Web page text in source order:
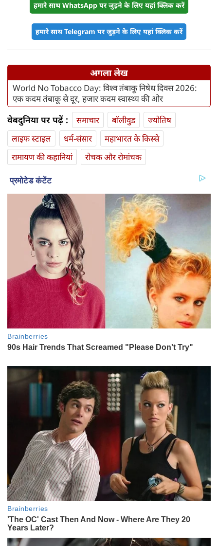
हमारे साथ WhatsApp पर जुड़ने के लिए यहां क्लिक करें
हमारे साथ Telegram पर जुड़ने के लिए यहां क्लिक करें
अगला लेख
World No Tobacco Day: विश्व तंबाकू निषेध दिवस 2026:
एक कदम तंबाकू से दूर, हजार कदम स्वास्थ्य की ओर
वेबदुनिया पर पढ़ें : समाचार बॉलीवुड
ज्योतिष
लाइफ स्‍टाइल
धर्म-संसार
महाभारत के किस्से
रामायण की कहानियां
रोचक और रोमांचक